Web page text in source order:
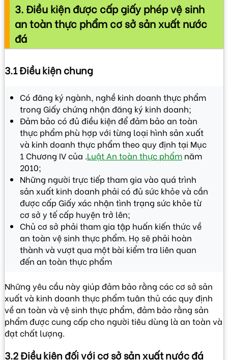
3. Điều kiện được cấp giấy phép vệ sinh
an toàn thực phẩm cơ sở sản xuất nước
đá
3.1 Điều kiện chung
Có đăng ký ngành, nghề kinh doanh thực phẩm
trong Giấy chứng nhận đăng ký kinh doanh;
Đảm bảo có đủ điều kiện để đảm bảo an toàn
thực phẩm phù hợp với từng loại hình sản xuất
và kinh doanh thực phẩm theo quy định tại Mục
1 Chương IV của .Luật An toàn thực phẩm năm
2010;
Những người trực tiếp tham gia vào quá trình
sản xuất kinh doanh phải có đủ sức khỏe và cần
được cấp Giấy xác nhận tình trạng sức khỏe từ
cơ sở y tế cấp huyện trở lên;
Chủ cơ sở phải tham gia tập huấn kiến thức về
an toàn vệ sinh thực phẩm. Họ sẽ phải hoàn
thành và vượt qua một bài kiểm tra liên quan
đến an toàn thực phẩm
Những yêu cầu này giúp đảm bảo rằng các cơ sở sản
xuất và kinh doanh thực phẩm tuân thủ các quy định
về an toàn và vệ sinh thực phẩm, đảm bảo rằng sản
phẩm được cung cấp cho người tiêu dùng là an toàn và
đạt chất lượng.
3.2 Điều kiện đối với cơ sở sản xuất nước đá